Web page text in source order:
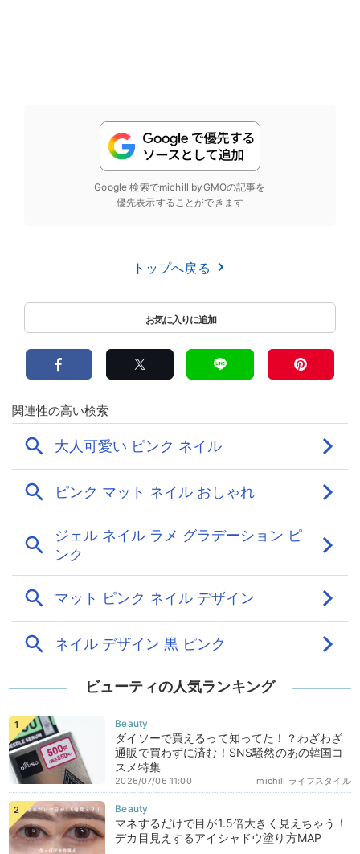
Google 検索でmichill byGMOの記事を
優先表示することができます
トップへ戻る
ビューティの人気ランキング
ダイソーで買えるって知ってた！？わざわざ
通販で買わずに済む！SNS騒然のあの韓国コ
スメ特集
michill ライフスタイル
2026/07/06 11:00
マネするだけで目が1.5倍大きく見えちゃう！
デカ目見えするアイシャドウ塗り方MAP